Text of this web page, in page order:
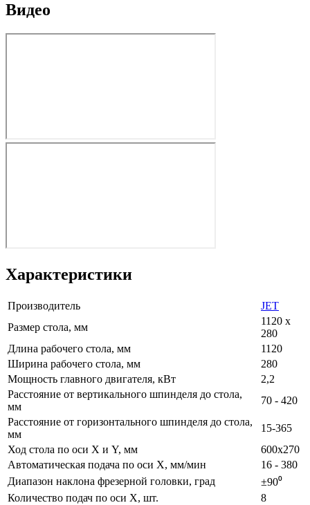
Видео
Характеристики
Производитель
JET
Размер стола, мм
1120 х
280
Длина рабочего стола, мм
1120
Ширина рабочего стола, мм
280
Мощность главного двигателя, кВт
2,2
Расстояние от вертикального шпинделя до стола,
мм
70 - 420
Расстояние от горизонтального шпинделя до стола,
мм
15-365
Ход стола по оси X и Y, мм
600х270
Автоматическая подача по оси Х, мм/мин
16 - 380
Диапазон наклона фрезерной головки, град
±90⁰
Количество подач по оси X, шт.
8